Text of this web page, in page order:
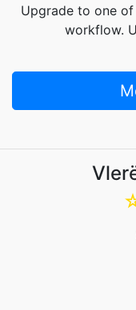
Upgrade to one of
workflow.